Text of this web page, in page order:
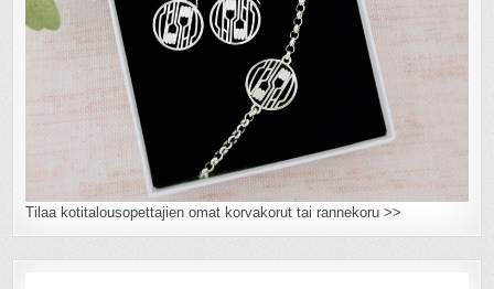
Tilaa kotitalousopettajien omat korvakorut tai rannekoru >>